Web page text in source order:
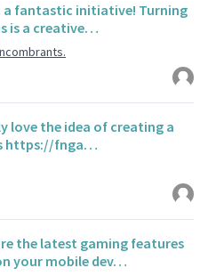
a fantastic initiative! Turning
is a creative…
love the idea of ​​creating a
https://fnga…
the latest gaming features
your mobile dev…